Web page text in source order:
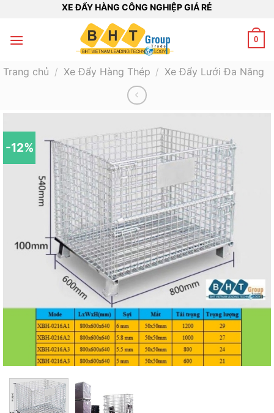
nội
XE ĐẨY HÀNG CÔNG NGHIỆP GIÁ RẺ
0
Trang chủ / Xe Đẩy Hàng Thép / Xe Đẩy Lưới Đa Năng
-12%